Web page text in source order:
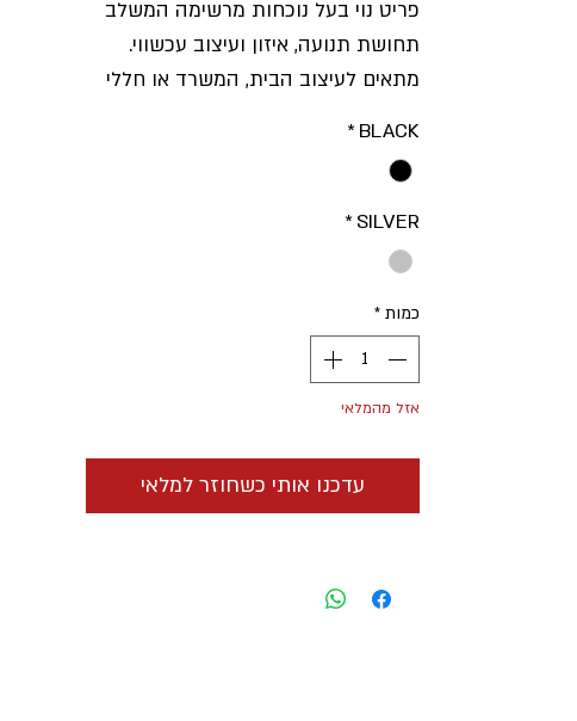
פריט נוי בעל נוכחות מרשימה המשלב
תחושת תנועה, איזון ועיצוב עכשווי.
מתאים לעיצוב הבית, המשרד או חללי
גודל:
BLACK
*
SILVER
*
כמות *
אזל מהמלאי
עדכנו אותי כשחוזר למלאי